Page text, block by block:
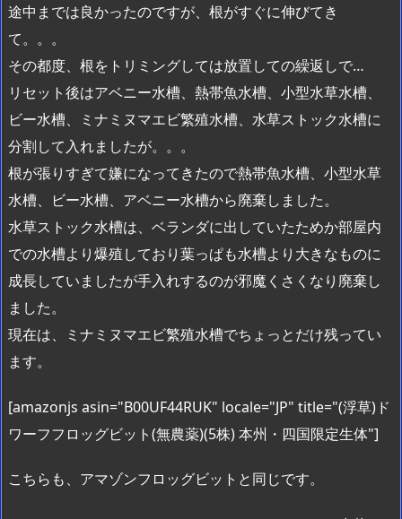
途中までは良かったのですが、根がすぐに伸びてき
て。。。
その都度、根をトリミングしては放置しての繰返しで…
リセット後はアベニー水槽、熱帯魚水槽、小型水草水槽、
ビー水槽、ミナミヌマエビ繁殖水槽、水草ストック水槽に
分割して入れましたが。。。
根が張りすぎて嫌になってきたので熱帯魚水槽、小型水草
水槽、ビー水槽、アベニー水槽から廃棄しました。
水草ストック水槽は、ベランダに出していたためか部屋内
での水槽より爆殖しており葉っぱも水槽より大きなものに
成長していましたが手入れするのが邪魔くさくなり廃棄し
ました。
現在は、ミナミヌマエビ繁殖水槽でちょっとだけ残ってい
ます。
[amazonjs asin="B00UF44RUK" locale="JP" title="(浮草)ド
ワーフフロッグビット(無農薬)(5株) 本州・四国限定生体"]
こちらも、アマゾンフロッグビットと同じです。